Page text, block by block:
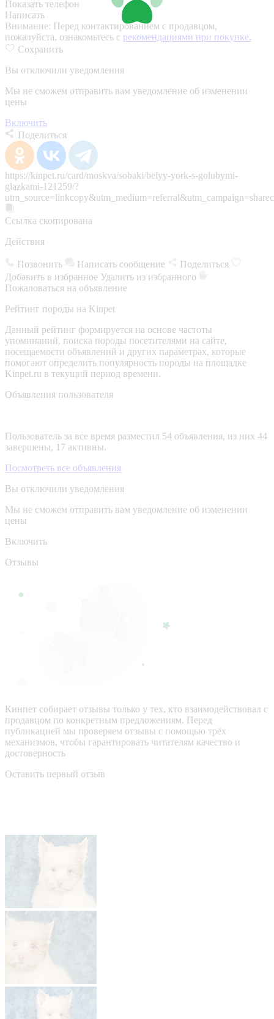
Показать телефон
Написать
Внимание: Перед контактированием с продавцом,
пожалуйста, ознакомьтесь с рекомендациями при покупке.
Сохранить
Вы отключили уведомления
Мы не сможем отправить вам уведомление об изменении
цены
Включить
Поделиться
https://kinpet.ru/card/moskva/sobaki/belyy-york-s-golubymi-
glazkami-121259/?
Ссылка скопирована
Действия
Позвонить Написать сообщение
Поделиться
Добавить в избранное Удалить из избранного
Пожаловаться на объявление
Рейтинг породы на Kinpet
Данный рейтинг формируется на основе частоты
упоминаний, поиска породы посетителями на сайте,
посещаемости объявлений и других параметрах, которые
помогают определить популярность породы на площадке
Kinpet.ru в текущий период времени.
Объявления пользователя
Пользователь за все время разместил 54 объявления, из них 44
завершены, 17 активны.
Посмотреть все объявления
Вы отключили уведомления
Мы не сможем отправить вам уведомление об изменении
цены
Включить
Отзывы
Кинпет собирает отзывы только у тех, кто взаимодействовал с
продавцом по конкретным предложениям. Перед
публикацией мы проверяем отзывы с помощью трёх
механизмов, чтобы гарантировать читателям качество и
достоверность
Оставить первый отзыв